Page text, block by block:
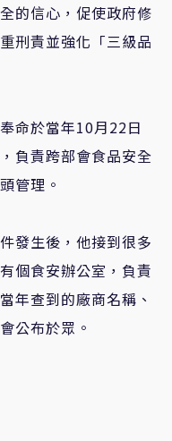
的信心，促使政府修
刑責並強化「三級品
命於當年10月22日
負責跨部會食品安全
管理。
發生後，他接到很多
個食安辦公室，負責
年查到的廠商名稱、
公布於眾。